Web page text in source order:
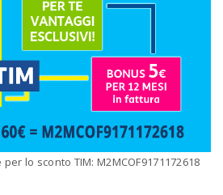
lo sconto TIM: M2MCOF9171172618